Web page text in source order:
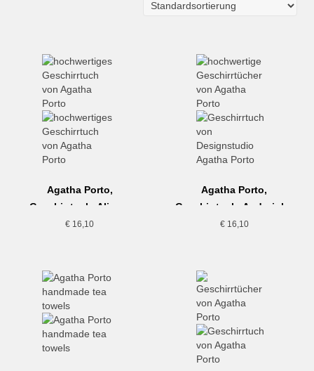
Agatha Porto,
Geschirrtuch, Aljezur
€ 16,10
Agatha Porto,
Geschirrtuch, Andorinha
€16,10